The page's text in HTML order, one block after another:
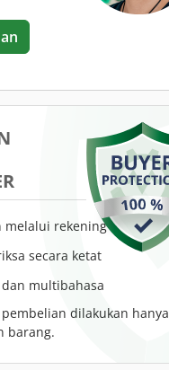
melalui rekening escrow
secara ketat
multibahasa
dilakukan hanya
barang.